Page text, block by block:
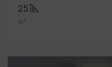
25
m²